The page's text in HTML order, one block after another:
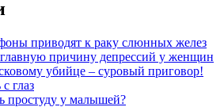
приводят к раку слюнных желез
причину депрессий у женщин
убийце – суровый приговор!
глаз
простуду у малышей?